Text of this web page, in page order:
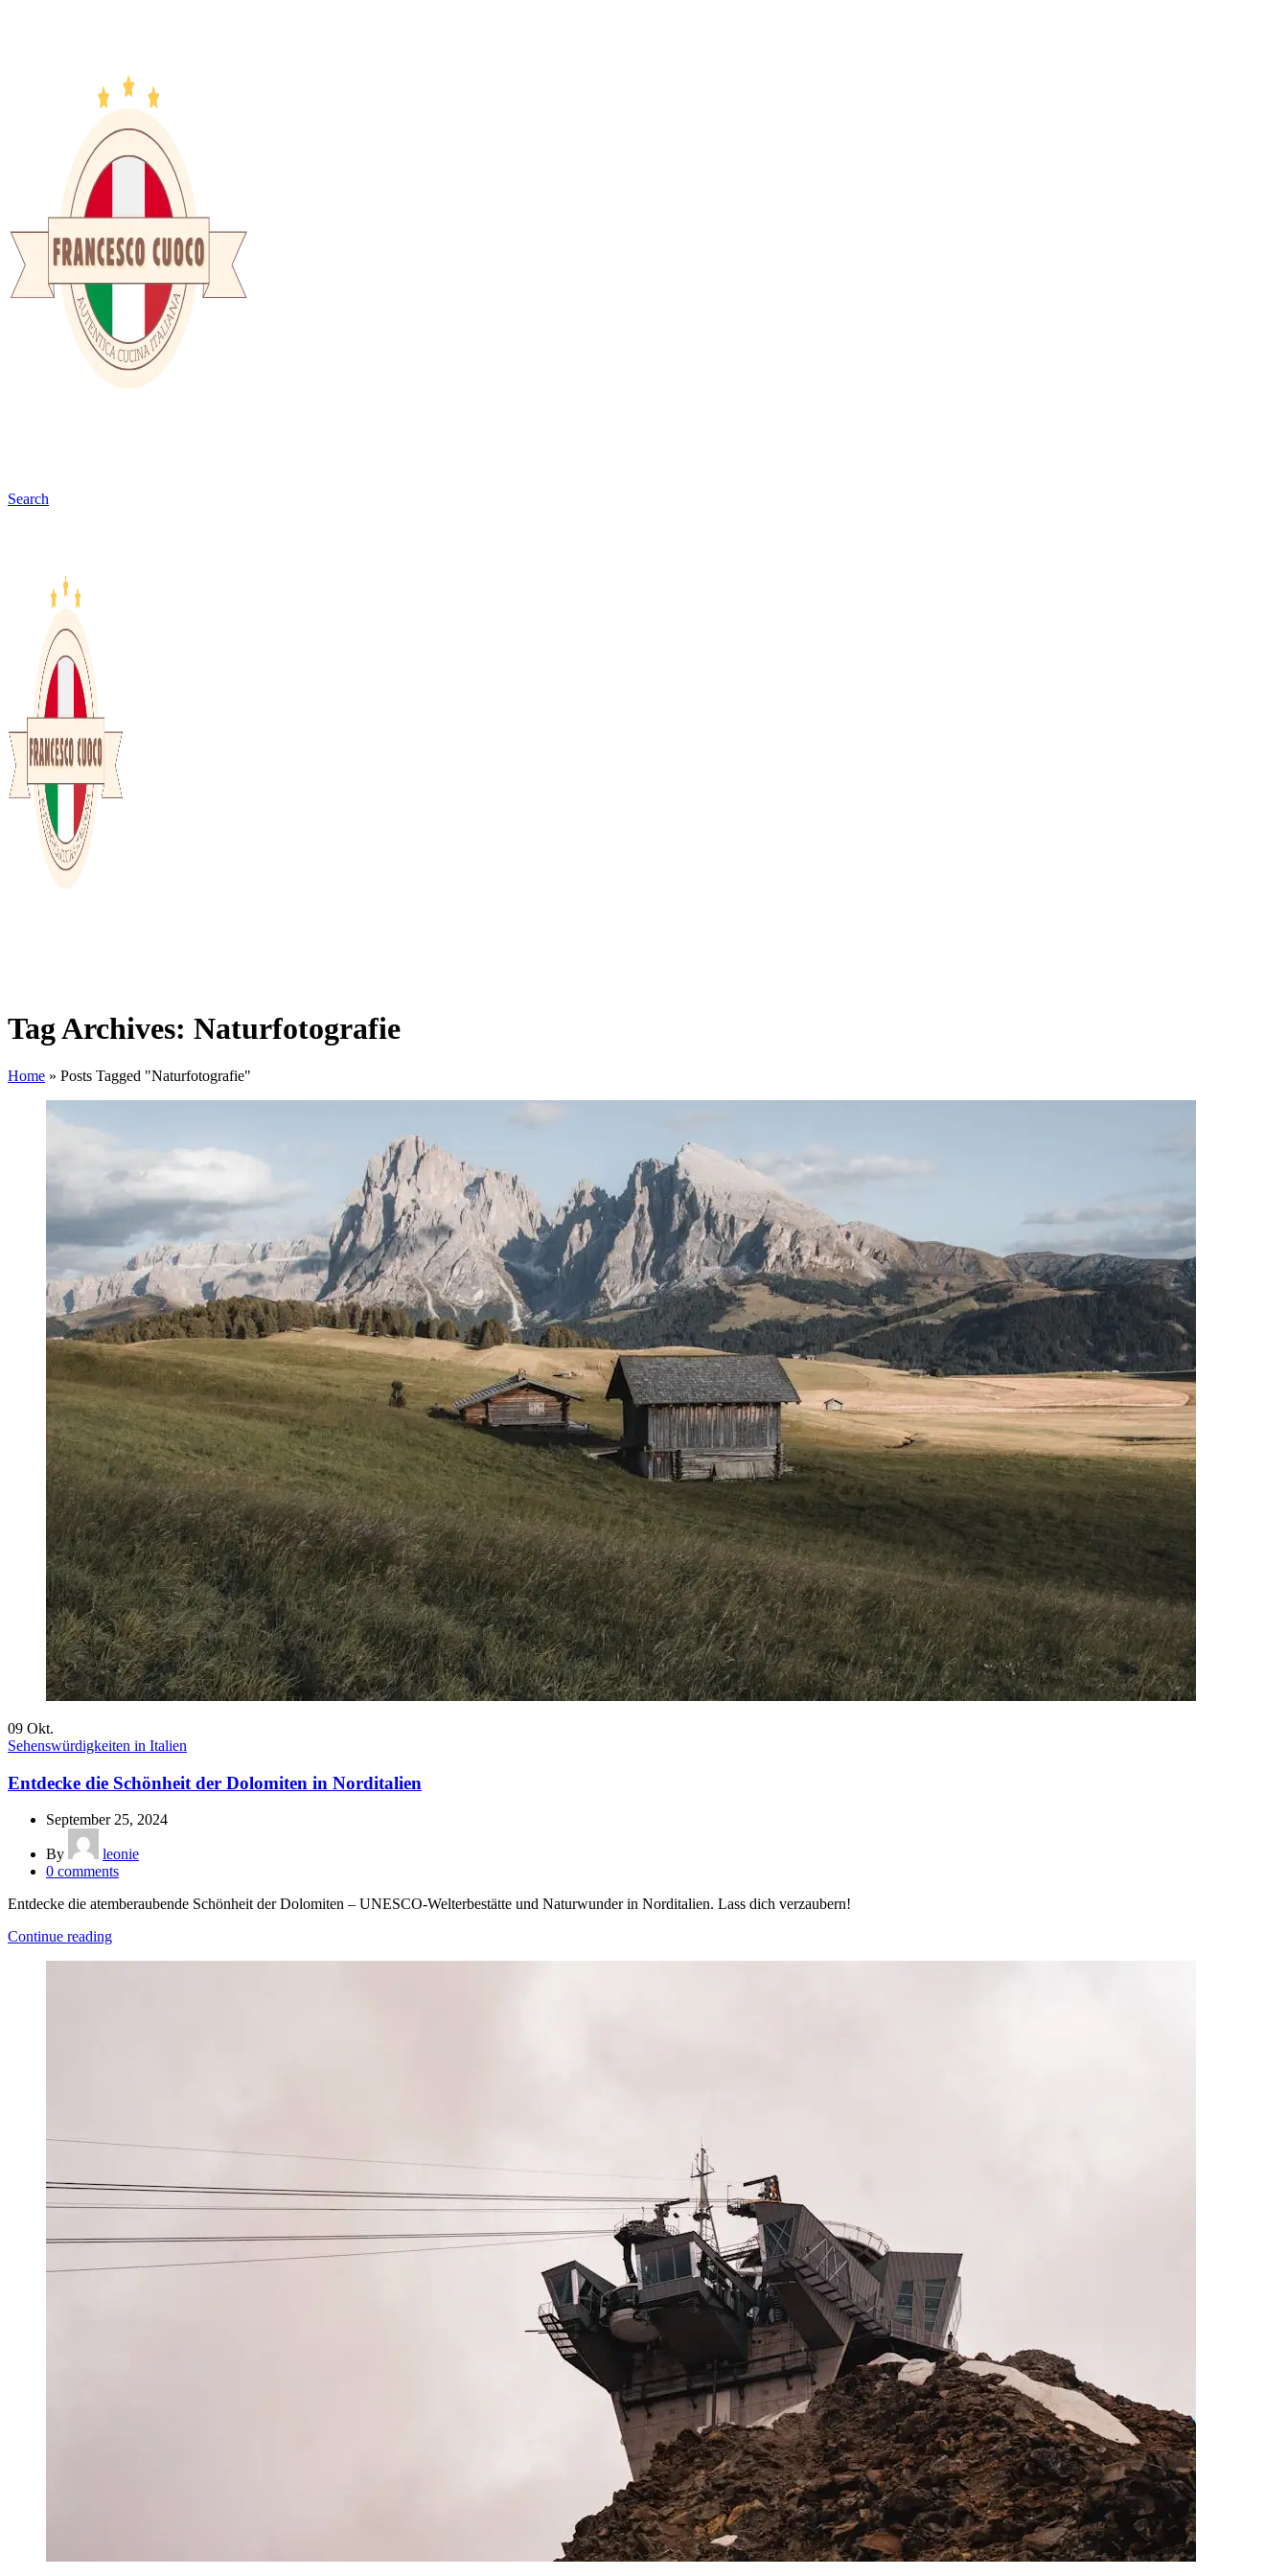
Search
Tag Archives: Naturfotografie
Home » Posts Tagged "Naturfotografie"
09 Okt.
Sehenswürdigkeiten in Italien
Entdecke die Schönheit der Dolomiten in Norditalien
September 25, 2024
By
leonie
0 comments
Entdecke die atemberaubende Schönheit der Dolomiten – UNESCO-Welterbestätte und Naturwunder in Norditalien. Lass dich verzaubern!
Continue reading